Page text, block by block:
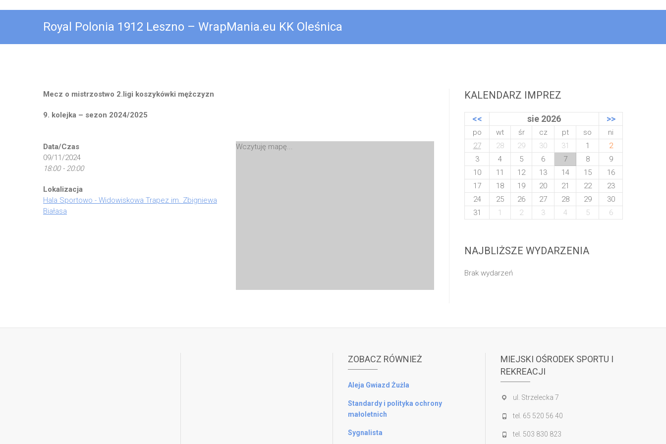
Royal Polonia 1912 Leszno – WrapMania.eu KK Oleśnica
Mecz o mistrzostwo 2.ligi koszykówki mężczyzn
9. kolejka – sezon 2024/2025
Wczytuję mapę...
Data/Czas
09/11/2024
18:00 - 20:00
Lokalizacja
Hala Sportowo - Widowiskowa Trapez im. Zbigniewa
Białasa
KALENDARZ IMPREZ
<< sie 2026 >>
po wt śr cz pt so
ni
27
28 29 30 31 1
2
3
4 5 6 7 8
9
10
11 12 13 14 15
16
17
18 19 20 21 22
23
24
25 26 27 28 29
30
31
1 2 3 4 5 6
NAJBLIŻSZE WYDARZENIA
Brak wydarzeń
ZOBACZ RÓWNIEŻ
Aleja Gwiazd Żużla
Standardy i polityka ochrony
małoletnich
Sygnalista
MIEJSKI OŚRODEK SPORTU I
REKREACJI
ul. Strzelecka 7
tel. 65 520 56 40
tel. 503 830 823